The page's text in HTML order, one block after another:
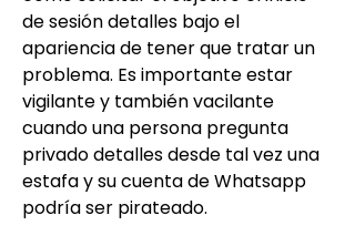
de sesión detalles bajo el
apariencia de tener que tratar un
problema. Es importante estar
vigilante y también vacilante
cuando una persona pregunta
privado detalles desde tal vez una
estafa y su cuenta de Whatsapp
podría ser pirateado.